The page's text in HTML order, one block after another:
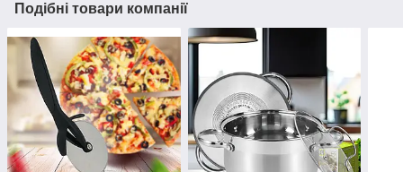
Подібні товари компанії